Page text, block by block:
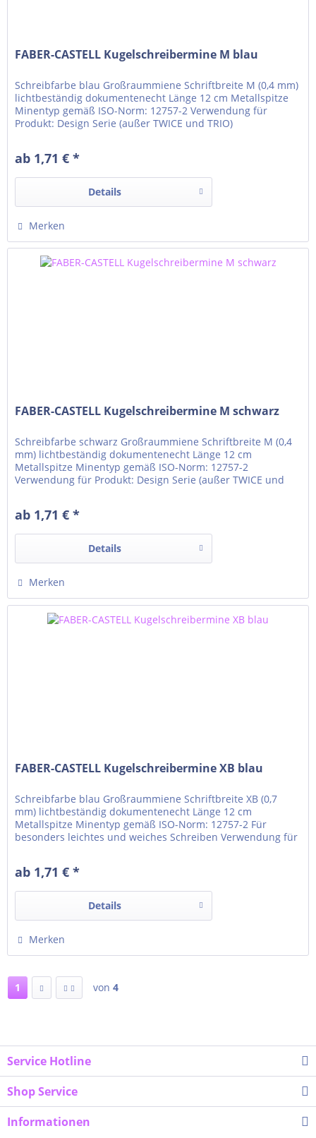
FABER-CASTELL Kugelschreibermine M blau
Schreibfarbe blau Großraummiene Schriftbreite M (0,4 mm)
lichtbeständig dokumentenecht Länge 12 cm Metallspitze
Minentyp gemäß ISO-Norm: 12757-2 Verwendung für
Produkt: Design Serie (außer TWICE und TRIO)
ab 1,71 € *
Details
Merken
FABER-CASTELL Kugelschreibermine M schwarz
Schreibfarbe schwarz Großraummiene Schriftbreite M (0,4
mm) lichtbeständig dokumentenecht Länge 12 cm
Metallspitze Minentyp gemäß ISO-Norm: 12757-2
Verwendung für Produkt: Design Serie (außer TWICE und
ab 1,71 € *
Details
Merken
FABER-CASTELL Kugelschreibermine XB blau
Schreibfarbe blau Großraummiene Schriftbreite XB (0,7
mm) lichtbeständig dokumentenecht Länge 12 cm
Metallspitze Minentyp gemäß ISO-Norm: 12757-2 Für
besonders leichtes und weiches Schreiben Verwendung für
ab 1,71 € *
Details
Merken
1 von 4
Service Hotline
Shop Service
Informationen